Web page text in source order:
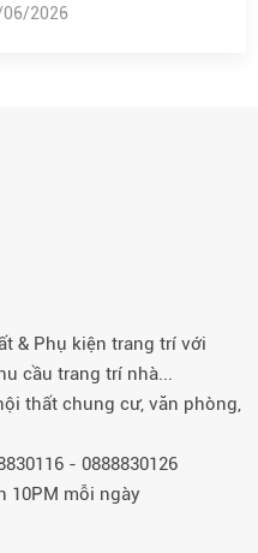
06/2026
& Phụ kiện trang trí với
cầu trang trí nhà...
thất chung cư, văn phòng,
- 0888830126
10PM mỗi ngày